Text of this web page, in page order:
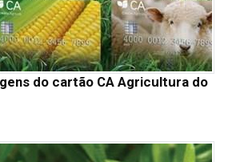
do cartão CA Agricultura do